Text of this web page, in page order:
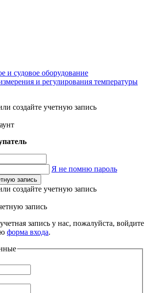
и судовое оборудование
и регулирования температуры
создайте учетную запись
Я не помню пароль
запись
создайте учетную запись
запись
запись у нас, пожалуйста, войдите
форма входа.